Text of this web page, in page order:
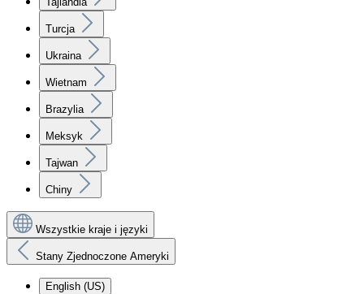
Turcja
Ukraina
Wietnam
Brazylia
Meksyk
Tajwan
Chiny
Wszystkie kraje i języki
Stany Zjednoczone Ameryki
English (US)